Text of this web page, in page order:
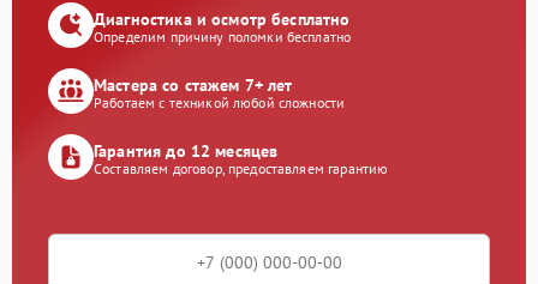
Диагностика и осмотр бесплатно
Определим причину поломки бесплатно
Мастера со стажем 7+ лет
Работаем с техникой любой сложности
Гарантия до 12 месяцев
Составляем договор, предоставляем гарантию